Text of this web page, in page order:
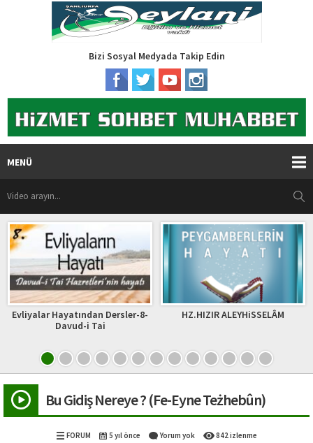
Bizi Sosyal Medyada Takip Edin
MENÜ
Dersler-8-
HZ.HIZIR ALEYHiSSELÂM Alâeddîn Ali
Bu Gidiş Nereye ? (Fe-Eyne Teżhebûn)
FORUM 5 yıl önce Yorum yok 842 izlenme